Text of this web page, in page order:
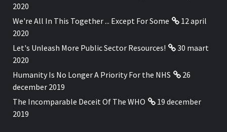
2020
We're All In This Together ... Except For Some
12 april
2020
Let's Unleash More Public Sector Resources!
30 maart
2020
Humanity Is No Longer A Priority For the NHS
26
december 2019
The Incomparable Deceit Of The WHO
19 december
2019